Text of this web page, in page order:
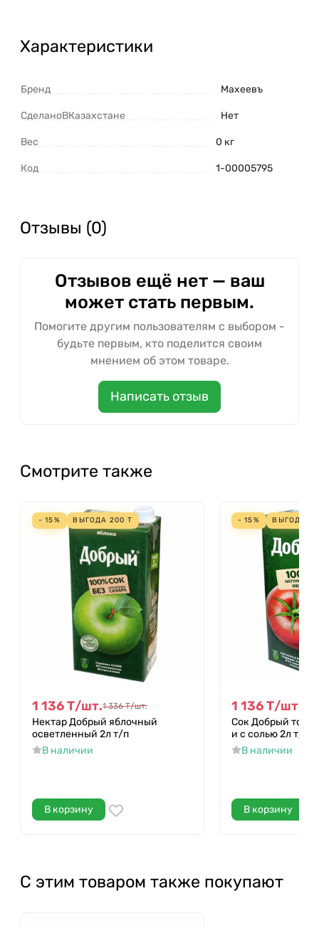
Характеристики
Бренд Махеевъ
СделаноВКазахстане Нет
Вес 0 кг
Код 1-00005795
Отзывы (0)
Отзывов ещё нет — ваш
может стать первым.
Помогите другим пользователям с выбором -
будьте первым, кто поделится своим
мнением об этом товаре.
Написать отзыв
Смотрите также
- 15% ВЫГОДА 200 Т
1 136Т/шт.1 336 Т/шт.
Нектар Добрый яблочный
осветленный 2л т/п
В наличии
В корзину
- 15% ВЫГОДА
1 136Т/шт.
Сок Добрый
и с солью 2л т/п
В наличии
В корзину
С этим товаром также покупают